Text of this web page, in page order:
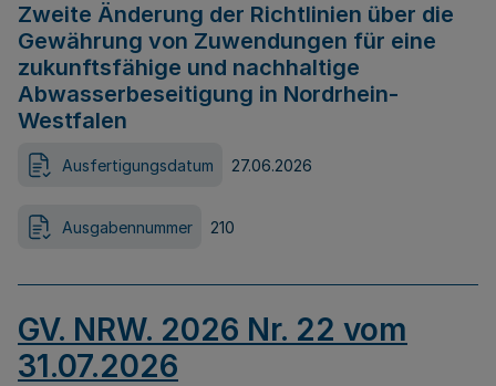
Zweite Änderung der Richtlinien über die
Gewährung von Zuwendungen für eine
zukunftsfähige und nachhaltige
Abwasserbeseitigung in Nordrhein-
Westfalen
Ausfertigungsdatum 27.06.2026
Ausgabennummer 210
GV. NRW. 2026 Nr. 22 vom
31.07.2026